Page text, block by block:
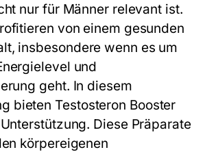
nur für Männer relevant ist.
von einem gesunden
insbesondere wenn es um
und
geht. In diesem
bieten Testosteron Booster
Diese Präparate
körpereigenen